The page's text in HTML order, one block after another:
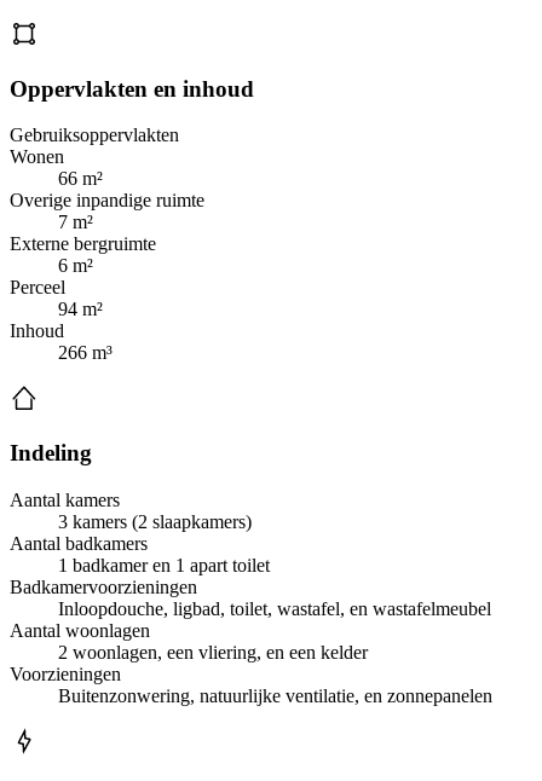
Oppervlakten en inhoud
Gebruiksoppervlakten
Wonen
66 m²
Overige inpandige ruimte
7 m²
Externe bergruimte
6 m²
Perceel
94 m²
Inhoud
266 m³
Indeling
Aantal kamers
3 kamers (2 slaapkamers)
Aantal badkamers
1 badkamer en 1 apart toilet
Badkamervoorzieningen
Inloopdouche, ligbad, toilet, wastafel, en wastafelmeubel
Aantal woonlagen
2 woonlagen, een vliering, en een kelder
Voorzieningen
Buitenzonwering, natuurlijke ventilatie, en zonnepanelen